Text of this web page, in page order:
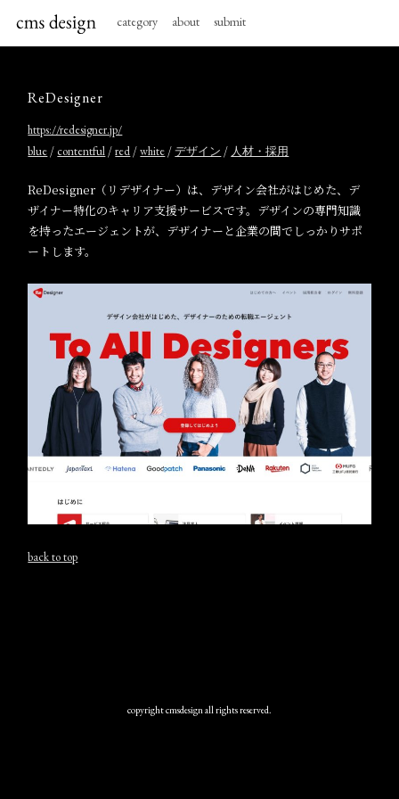
category about submit
ReDesigner
https://redesigner.jp/
blue / contentful /red /white /デザイン / 人材・採用
ReDesigner（リデザイナー）は、デザイン会社がはじめた、デ
ザイナー特化のキャリア支援サービスです。デザインの専門知識
を持ったエージェントが、デザイナーと企業の間でしっかりサポ
ートします。
back to top
copyright cmsdesign all rights reserved.